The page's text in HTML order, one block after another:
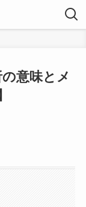
意味とメ